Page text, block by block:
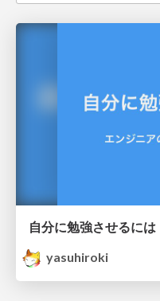
自分に勉強させるには
yasuhiroki